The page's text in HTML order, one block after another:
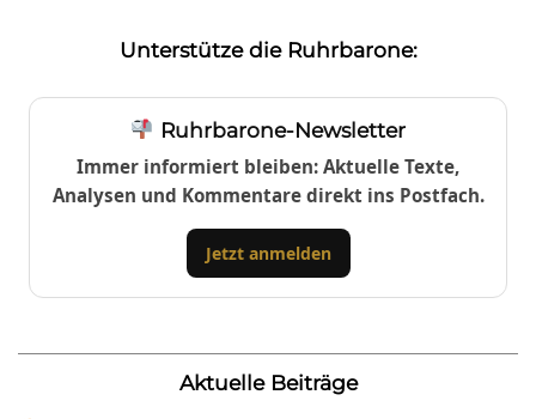
Unterstütze die Ruhrbarone:
Ruhrbarone-Newsletter
Immer informiert bleiben: Aktuelle Texte,
Analysen und Kommentare direkt ins Postfach.
Jetzt anmelden
Aktuelle Beiträge